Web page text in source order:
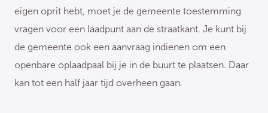
eigen oprit hebt, moet je de gemeente toestemming
vragen voor een laadpunt aan de straatkant. Je kunt bij
de gemeente ook een aanvraag indienen om een
openbare oplaadpaal bij je in de buurt te plaatsen. Daar
kan tot een half jaar tijd overheen gaan.